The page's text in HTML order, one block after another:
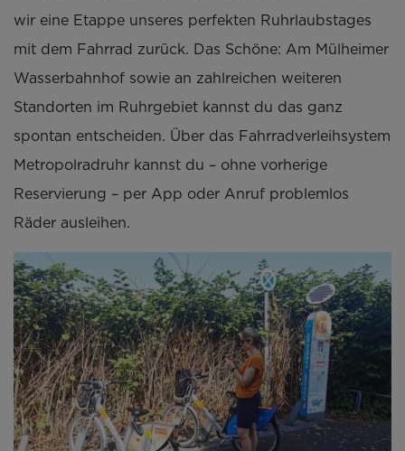
wir eine Etappe unseres perfekten Ruhrlaubstages
mit dem Fahrrad zurück. Das Schöne: Am Mülheimer
Wasserbahnhof sowie an zahlreichen weiteren
Standorten im Ruhrgebiet kannst du das ganz
spontan entscheiden. Über das Fahrradverleihsystem
Metropolradruhr kannst du – ohne vorherige
Reservierung – per App oder Anruf problemlos
Räder ausleihen.